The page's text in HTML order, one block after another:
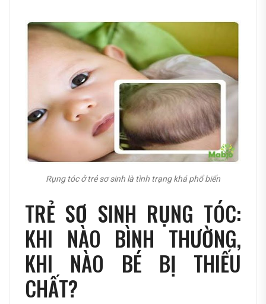
Rụng tóc ở trẻ sơ sinh là tình trạng khá phổ biến
TRẺ SƠ SINH RỤNG TÓC:
KHI NÀO BÌNH THƯỜNG,
KHI NÀO BÉ BỊ THIẾU
CHẤT?